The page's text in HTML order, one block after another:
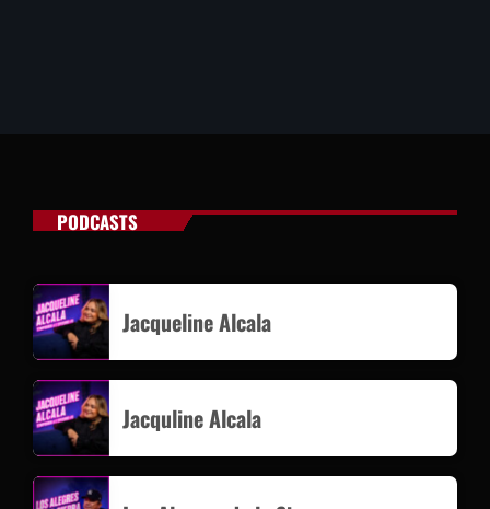
PODCASTS
Jacqueline Alcala
Jacquline Alcala